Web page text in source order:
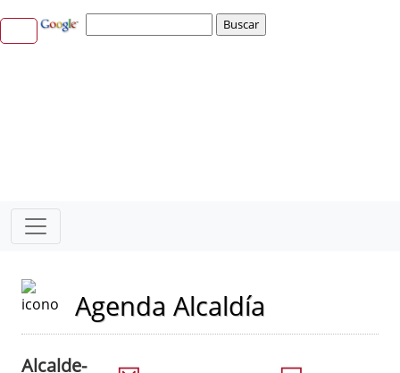
Agenda Alcaldía
Alcalde-